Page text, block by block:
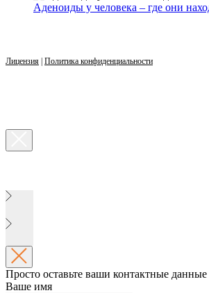
Аденоиды у человека – где они
Лицензия | Политика конфиденциальности
Просто оставьте ваши контактные данные
Ваше имя